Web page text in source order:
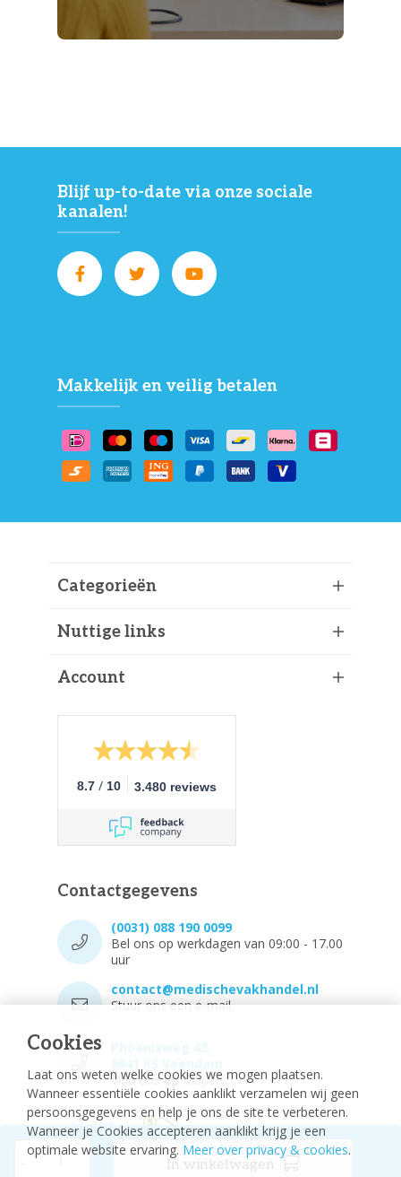
Cookies
Laat ons weten welke cookies we mogen plaatsen.
Wanneer essentiële cookies aanklikt verzamelen wij geen
persoonsgegevens en help je ons de site te verbeteren.
Wanneer je Cookies accepteren aanklikt krijg je een
optimale website ervaring. Meer over privacy & cookies.
Blijf up-to-date via onze sociale
kanalen!
Makkelijk en veilig betalen
Categorieën
Nuttige links
Account
8.7 / 10 3.480 reviews
Contactgegevens
(0031) 088 190 0099
Bel ons op werkdagen van 09:00 - 17.00
uur
contact@medischevakhandel.nl
Stuur ons een e-mail.
Vind ons op Maps.